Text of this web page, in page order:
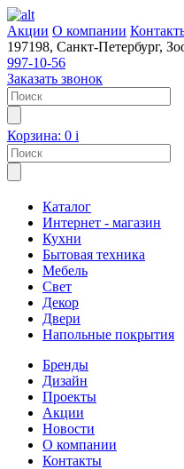
Акции О компании
197198, Санкт-Петербург,
997-10-56
Заказать звонок
Корзина: 0 i
Каталог
Интернет - магазин
Кухни
Бытовая техника
Мебель
Свет
Декор
Двери
Напольные покрытия
Бренды
Дизайн
Проекты
Акции
Новости
О компании
Контакты